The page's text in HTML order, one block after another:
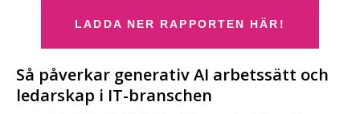
LADDA NER RAPPORTEN HÄR!
Så påverkar generativ AI arbetssätt och
ledarskap i IT-branschen